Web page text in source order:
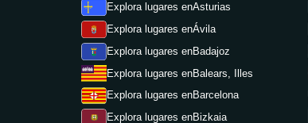
Explora lugares enAsturias
Explora lugares enÁvila
Explora lugares enBadajoz
Explora lugares enBalears, Illes
Explora lugares enBarcelona
Explora lugares enBizkaia